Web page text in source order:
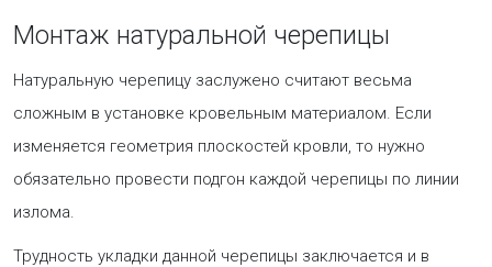
Монтаж натуральной черепицы
Натуральную черепицу заслужено считают весьма
сложным в установке кровельным материалом. Если
изменяется геометрия плоскостей кровли, то нужно
обязательно провести подгон каждой черепицы по линии
излома.
Трудность укладки данной черепицы заключается и в